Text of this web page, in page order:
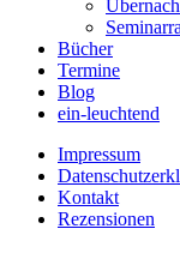
Bücher
Termine
Blog
ein-leuchtend
Impressum
Kontakt
Rezensionen